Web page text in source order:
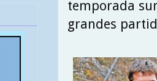
temporada
grandes